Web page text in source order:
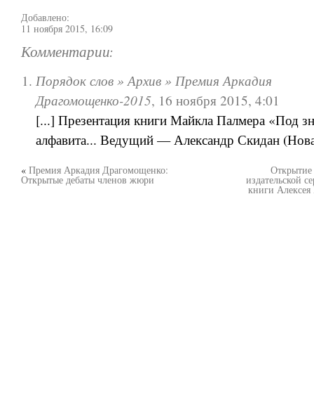
Добавлено:
11 ноября 2015, 16:09
Комментарии:
Порядок слов » Архив » Премия Аркадия
Драгомощенко-2015, 16 ноября 2015, 4:01
[...] Презентация книги Майкла Палмера «Под
алфавита... Ведущий — Александр Скидан
« Премия Аркадия Драгомощенко:
Открытые дебаты членов жюри издательской
книги